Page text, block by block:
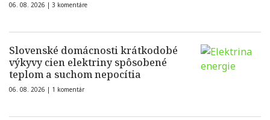
06. 08. 2026 | 3 komentáre
Slovenské domácnosti krátkodobé
výkyvy cien elektriny spôsobené
teplom a suchom nepocítia
06. 08. 2026 | 1 komentár